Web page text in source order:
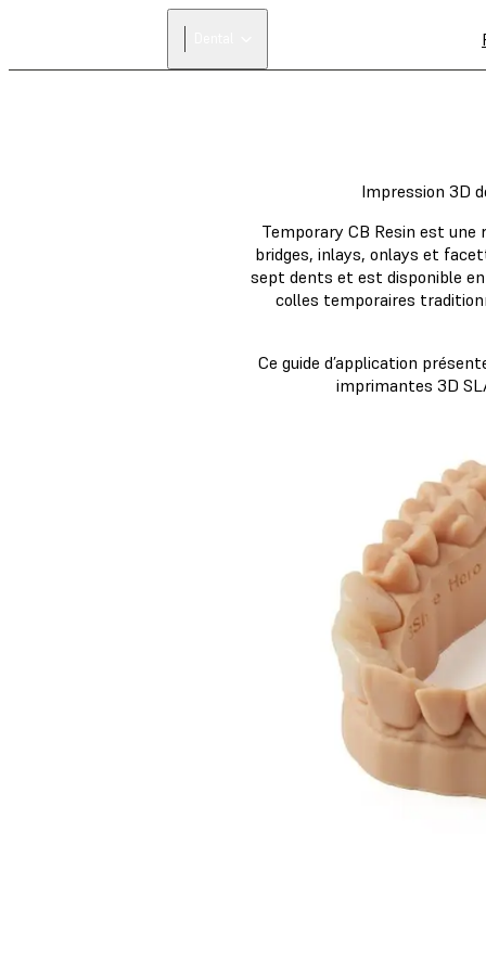
Impression 3D
Temporary CB Resin est
bridges, inlays, onlays et
sept dents et est disponible
colles temporaires
Ce guide d’application
imprimantes 3D